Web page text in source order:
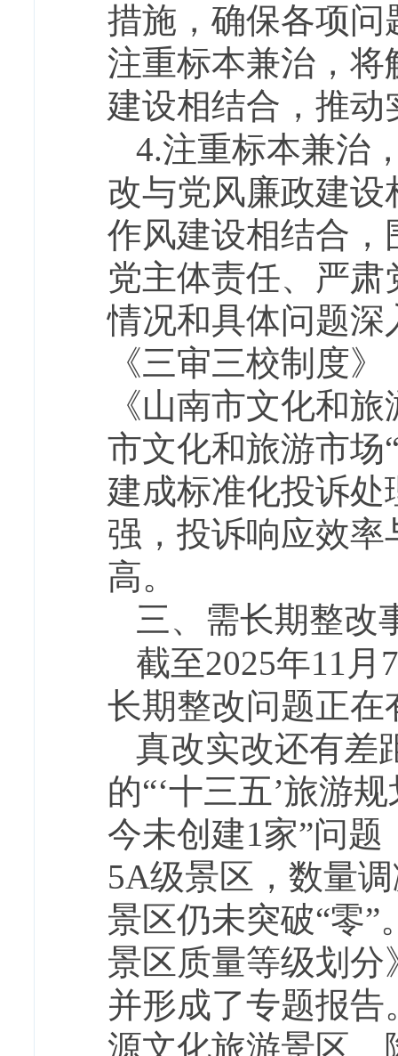
措施，确保各项
注重标本兼治，
建设相结合，推
4.注重标本兼治
改与党风廉政建
作风建设相结合
党主体责任、严
情况和具体问题
《三审三校制度
《山南市文化和
市文化和旅游市场
建成标准化投诉
强，投诉响应效
高。
三、需长期整改
截至2025年11
长期整改问题正
真改实改还有差
的“‘十三五’旅游
今未创建1家”问题
5A级景区，数量
景区仍未突破“零
景区质量等级划
并形成了专题报
源文化旅游景区